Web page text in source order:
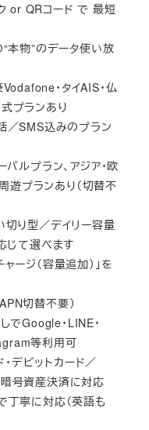
or QRコード で 最短
本物”のデータ使い放
・タイAIS・仏
プランあり
／SMS込みのプラン
ルプラン、アジア・欧
遊プランあり（切替不
切り型／デイリー容量
じて選べます
ージ（容量追加）」を
切替不要）
でGoogle・LINE・
等利用可
デビットカード／
号資産決済に対応
丁寧に対応（英語も